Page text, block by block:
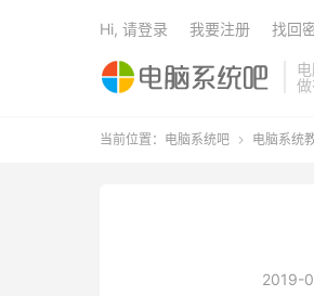
Hi, 请登录 我要注册 找回
当前位置： 电脑系统吧  电脑系统
2019-